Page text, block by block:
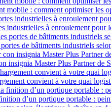
mobile : comment optimiser les
industrielles à enroulement pour
de bâtiments industriels
insignia Master Plus Partner de
convient à votre quai
d’un portique portable :